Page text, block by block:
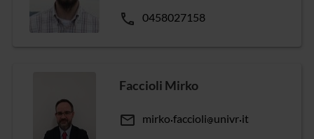
phone 0458027158
Faccioli Mirko
email mirko faccioli univr it